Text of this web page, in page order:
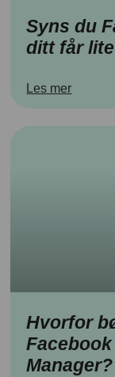
Syns du
ditt får
Les mer
Hvorfor
Manager?